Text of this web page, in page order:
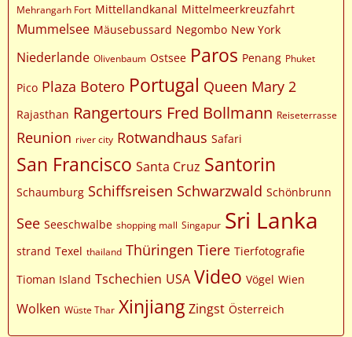
Mehrangarh Fort Mittellandkanal Mittelmeerkreuzfahrt
Mummelsee Mäusebussard Negombo New York
Niederlande Olivenbaum Ostsee Paros Penang Phuket
Pico Plaza Botero Portugal Queen Mary 2
Rajasthan Rangertours Fred Bollmann Reiseterrasse
Reunion river city Rotwandhaus Safari
San Francisco Santa Cruz Santorin
Schaumburg Schiffsreisen Schwarzwald Schönbrunn
See Seeschwalbe shopping mall Singapur Sri Lanka
strand Texel thailand Thüringen Tiere Tierfotografie
Tioman Island Tschechien USA Video Vögel Wien
Wolken Wüste Thar Xinjiang Zingst Österreich